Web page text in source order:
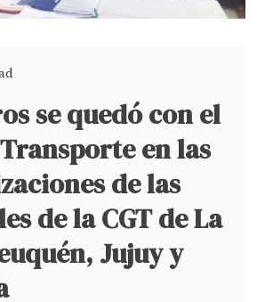
se quedó con el
en las
de las
de la CGT de La
Jujuy y